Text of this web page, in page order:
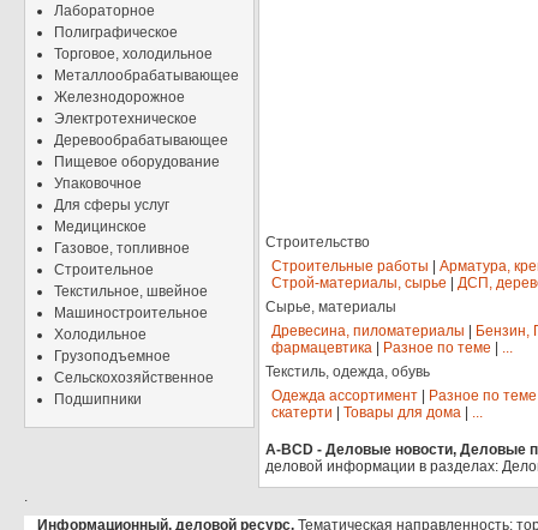
Лабораторное
Полиграфическое
Торговое, холодильное
Металлообрабатывающее
Железнодорожное
Электротехническое
Деревообрабатывающее
Пищевое оборудование
Упаковочное
Для сферы услуг
Медицинское
Газовое, топливное
Строительное
Текстильное, швейное
Машиностроительное
Холодильное
Грузоподъемное
Сельскохозяйственное
Подшипники
Строительство
Строительные работы
Арматура,
Строй-материалы, сырье
ДСП,
Сырье, материалы
Древесина, пиломатериалы
Бензин,
фармацевтика
Разное по теме
...
Текстиль, одежда, обувь
Одежда ассортимент
Разное по теме
скатерти
Товары для дома ...
A-BCD - Деловые новости, Деловые
деловой информации в разделах:
.
Информационный, деловой ресурс. Тематическая направленность: